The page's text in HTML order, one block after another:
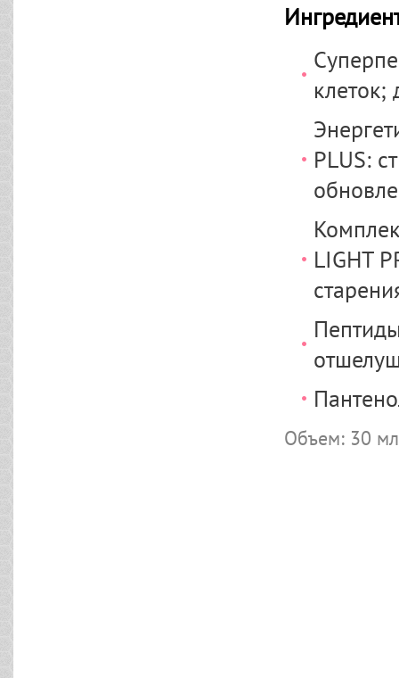
клеток;
PLUS:
LIGHT
Объем: 30